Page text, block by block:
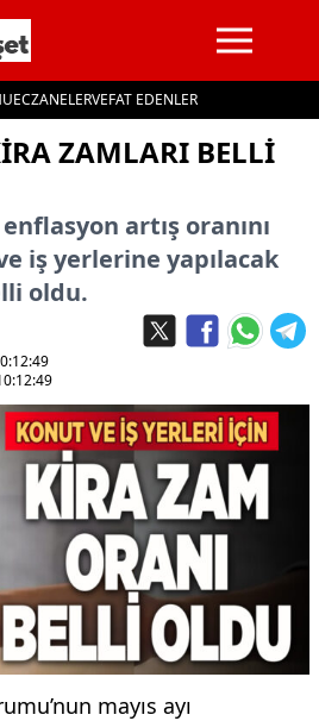
ECZANELERVEFAT EDENLER
ZAMLARI BELLI
artış oranını
iş yerlerine yapılacak
oldu.
mayıs ayı